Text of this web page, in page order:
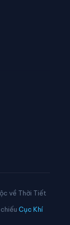
về Thời Tiết
Cục Khí